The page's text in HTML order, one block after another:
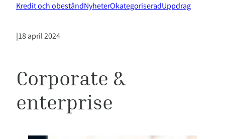
Kredit och obeståndNyheterOkategoriseradUppdrag
18 april 2024
Corporate &
enterprise